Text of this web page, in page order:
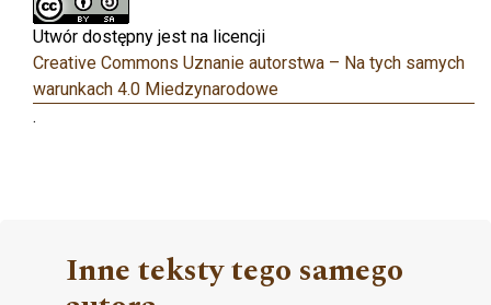
Utwór dostępny jest na licencji
Creative Commons Uznanie autorstwa – Na tych samych
warunkach 4.0 Miedzynarodowe
.
Inne teksty tego samego